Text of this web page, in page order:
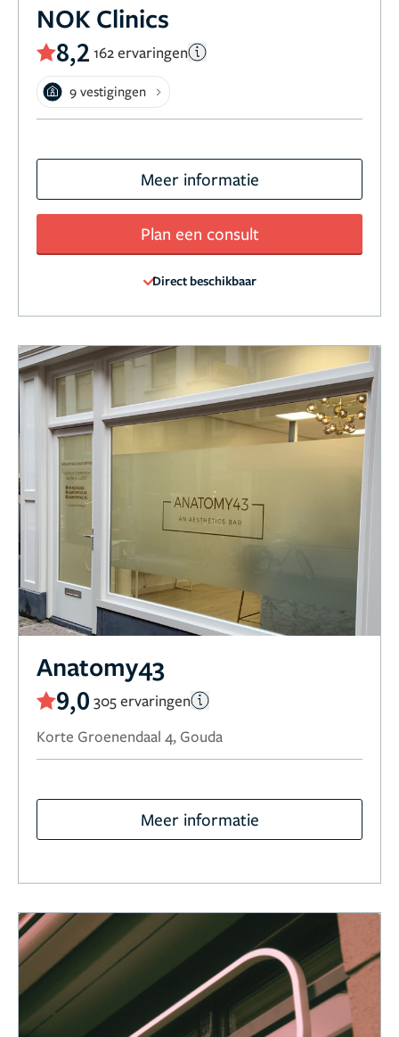
NOK Clinics
8,2 162 ervaringen
9 vestigingen
Meer informatie
Plan een consult
Direct beschikbaar
Anatomy43
9,0 305 ervaringen
Korte Groenendaal 4, Gouda
Meer informatie